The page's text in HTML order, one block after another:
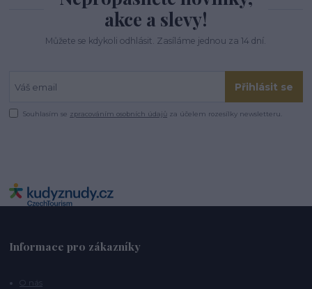
akce a slevy!
Můžete se kdykoli odhlásit. Zasíláme jednou za 14 dní.
Přihlásit se
Souhlasím se zpracováním osobních údajů za účelem rozesílky newsletteru.
Informace pro zákazníky
O nás